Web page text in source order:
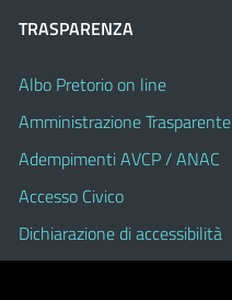
TRASPARENZA
Albo Pretorio on line
Amministrazione Trasparente
Adempimenti AVCP / ANAC
Accesso Civico
Dichiarazione di accessibilità